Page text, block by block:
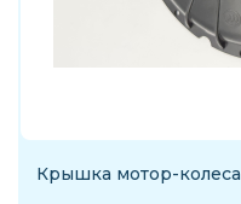
Крышка мотор-